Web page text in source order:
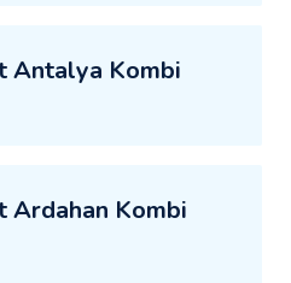
Antalya Kombi
Ardahan Kombi